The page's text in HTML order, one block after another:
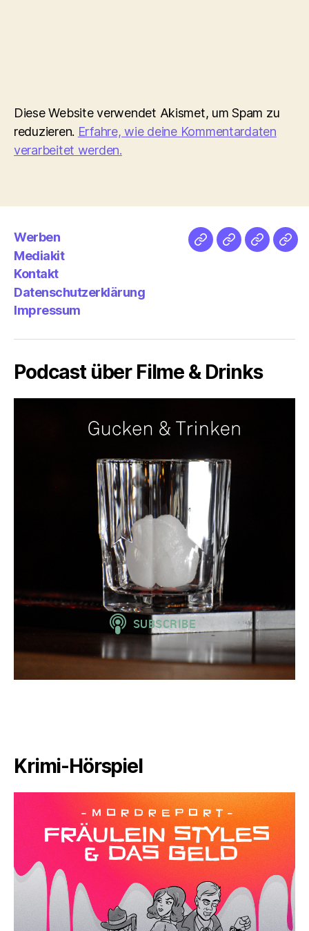
Diese Website verwendet Akismet, um Spam zu
reduzieren. Erfahre, wie deine Kommentardaten
verarbeitet werden.
Werben
Mediakit
Kontakt
Datenschutzerklärung
Impressum
NetzMedien
Podcast über Filme & Drinks
Krimi-Hörspiel